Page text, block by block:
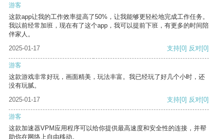
游客
这款app让我的工作效率提高了50%，让我能够更轻松地完成工作任务。
我以前经常加班，现在有了这个app，我可以提前下班，有更多的时间陪
伴家人。
2025-01-17
支持[0] 反对[0]
游客
这款游戏非常好玩，画面精美，玩法丰富。我已经玩了好几个小时，还
没有玩腻。
2025-01-17
支持[0] 反对[0]
游客
这款加速器VPM应用程序可以给你提供最高速度和安全性的连接，并帮
助你在网络上自由移动。